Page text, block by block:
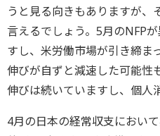
うと見る向きもありますが、
言えるでしょう。5月のNFP
すし、米労働市場が引き締ま
伸びが自ずと減速した可能性
伸びは続いていますし、個人
4月の日本の経常収支におい